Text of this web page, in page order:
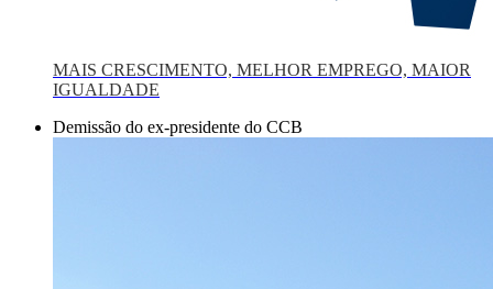
MAIS CRESCIMENTO, MELHOR EMPREGO, MAIOR
IGUALDADE
Demissão do ex-presidente do CCB